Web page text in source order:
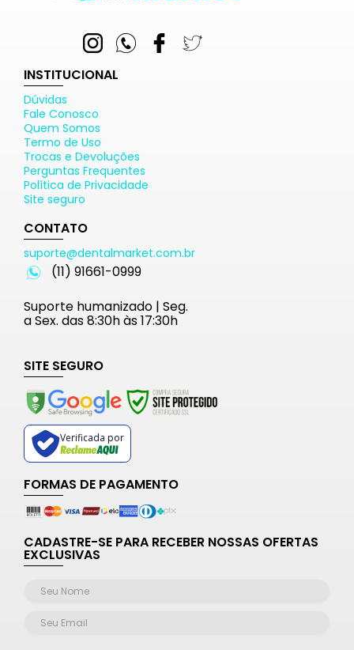
INSTITUCIONAL
Dúvidas
Fale Conosco
Quem Somos
Termo de Uso
Trocas e Devoluções
Perguntas Frequentes
Política de Privacidade
Site seguro
CONTATO
suporte@dentalmarket.com.br
(11) 91661-0999
Suporte humanizado | Seg.
a Sex. das 8:30h às 17:30h
SITE SEGURO
Verificada por
FORMAS DE PAGAMENTO
CADASTRE-SE PARA RECEBER NOSSAS OFERTAS
EXCLUSIVAS